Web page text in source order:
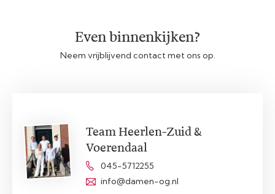
Even binnenkijken?
Neem vrijblijvend contact met ons op.
Team Heerlen-Zuid &
Voerendaal
045-5712255
info@damen-og.nl